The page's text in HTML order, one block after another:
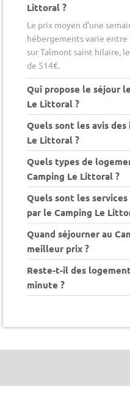
Littoral ?
Le prix moyen d’une
hébergements varie entre
sur Talmont saint hilaire,
de 514€.
Qui propose le séjour
Le Littoral ?
Quels sont les avis
Le Littoral ?
Quels types de
Camping Le Littoral ?
Quels sont les
par le Camping Le
Quand séjourner au
meilleur prix ?
Reste-t-il des
minute ?